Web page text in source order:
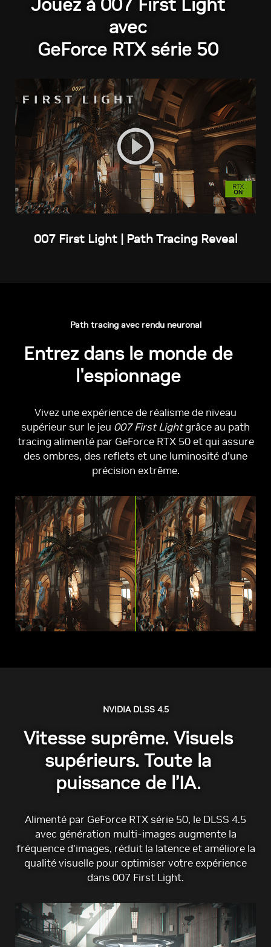
avec
GeForce RTX série 50
007 First Light | Path Tracing Reveal
Path tracing avec rendu neuronal
Entrez dans le monde de
l'espionnage
Vivez une expérience de réalisme de niveau
supérieur sur le jeu 007 First Lightgrâce au path
tracing alimenté par GeForce RTX 50 et qui assure
des ombres, des reflets et une luminosité d'une
précision extrême.
NVIDIA DLSS 4.5
Vitesse suprême. Visuels
supérieurs. Toute la
puissance de l’IA.
Alimenté par GeForce RTX série 50, le DLSS 4.5
avec génération multi-images augmente la
fréquence d'images, réduit la latence et améliore la
qualité visuelle pour optimiser votre expérience
dans 007 First Light.